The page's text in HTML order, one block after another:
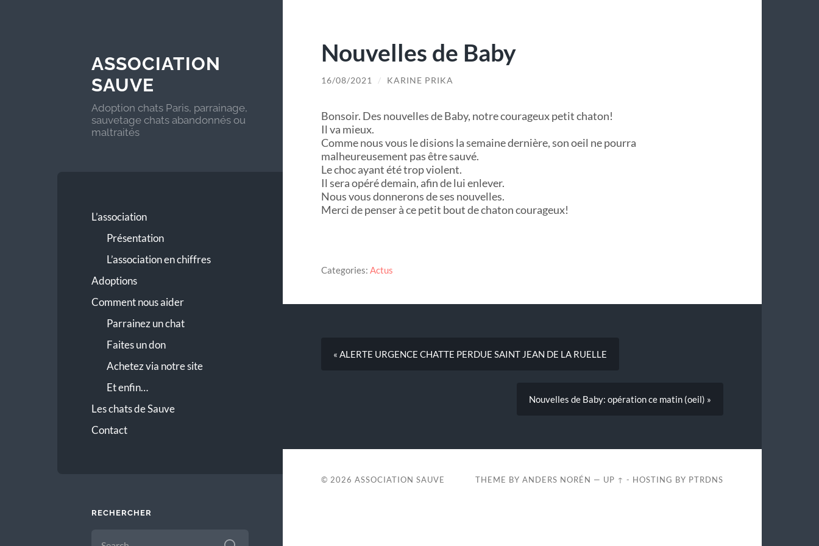
ASSOCIATION
SAUVE
Adoption chats Paris, parrainage,
sauvetage chats abandonnés ou
maltraités
L’association
Présentation
L’association en chiffres
Adoptions
Comment nous aider
Parrainez un chat
Faites un don
Achetez via notre site
Et enfin…
Les chats de Sauve
Contact
RECHERCHER
FOR:
Nouvelles de Baby
16/08/2021 / KARINE PRIKA
Bonsoir. Des nouvelles de Baby, notre courageux petit chaton!
Il va mieux.
Comme nous vous le disions la semaine dernière, son oeil ne pourra
malheureusement pas être sauvé.
Le choc ayant été trop violent.
Il sera opéré demain, afin de lui enlever.
Nous vous donnerons de ses nouvelles.
Merci de penser à ce petit bout de chaton courageux!
Categories: Actus
« ALERTE URGENCE CHATTE PERDUE SAINT JEAN DE LA RUELLE
Nouvelles de Baby: opération ce matin (oeil) »
© 2026 ASSOCIATION SAUVE THEME BYANDERS NORÉN — UP ↑ - HOSTING BY PTRDNS